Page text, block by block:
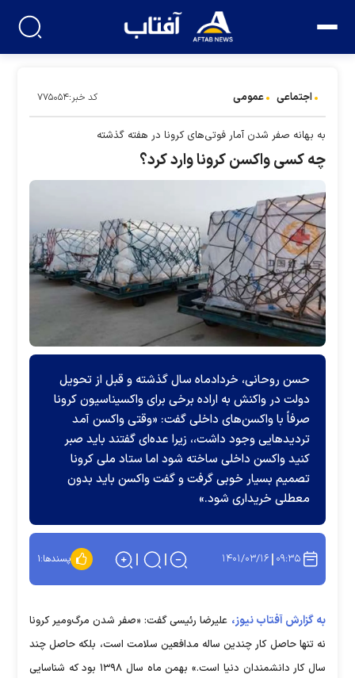
اجتماعی عمومی کد خبر:۷۷۵۰۵۴
به بهانه صفر شدن آمار فوتی‌های کرونا در هفته گذشته
چه کسی واکسن کرونا وارد کرد؟
حسن روحانی، خردادماه سال گذشته و قبل از تحویل
دولت در واکنش به اراده برخی برای واکسیناسیون کرونا
صرفاً با واکسن‌های داخلی گفت: «وقتی واکسن آمد
تردید‌هایی وجود داشت،، زیرا عده‌ای گفتند باید صبر
کنید واکسن داخلی ساخته شود اما ستاد ملی کرونا
تصمیم بسیار خوبی گرفت و گفت واکسن باید بدون
معطلی خریداری شود.»
۰۹:۳۵ ۱۴۰۱/۰۳/۱۶ پسندها:۱
به گزارش آفتاب نیوز، علیرضا رئیسی گفت: «صفر شدن مرگ‌ومیر کرونا
نه تنها حاصل کار چندین ساله مدافعین سلامت است، بلکه حاصل چند
سال کار دانشمندان دنیا است.» بهمن ماه سال ۱۳۹۸ بود که شناسایی